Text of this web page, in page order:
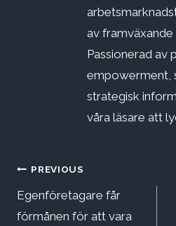
av
Passionerad av
empowerment,
strategisk
våra läsare att
PREVIOUS
Egenföretagare får
förmånen för att vara